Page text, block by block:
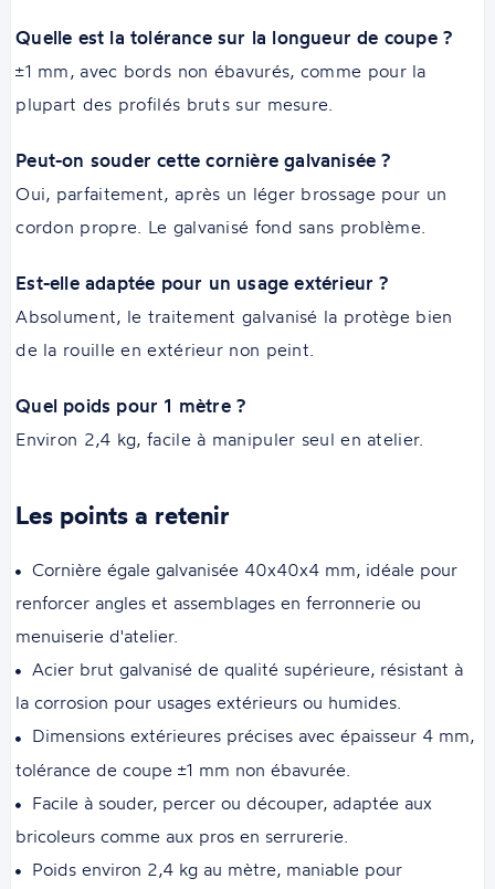
Quelle est la tolérance sur la longueur de coupe ?
±1 mm, avec bords non ébavurés, comme pour la
plupart des profilés bruts sur mesure.
Peut-on souder cette cornière galvanisée ?
Oui, parfaitement, après un léger brossage pour un
cordon propre. Le galvanisé fond sans problème.
Est-elle adaptée pour un usage extérieur ?
Absolument, le traitement galvanisé la protège bien
de la rouille en extérieur non peint.
Quel poids pour 1 mètre ?
Environ 2,4 kg, facile à manipuler seul en atelier.
Les points a retenir
Cornière égale galvanisée 40x40x4 mm, idéale pour
renforcer angles et assemblages en ferronnerie ou
menuiserie d'atelier.
Acier brut galvanisé de qualité supérieure, résistant à
la corrosion pour usages extérieurs ou humides.
Dimensions extérieures précises avec épaisseur 4 mm,
tolérance de coupe ±1 mm non ébavurée.
Facile à souder, percer ou découper, adaptée aux
bricoleurs comme aux pros en serrurerie.
Poids environ 2,4 kg au mètre, maniable pour